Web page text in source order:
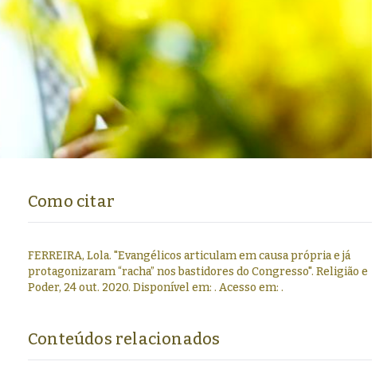
Como citar
FERREIRA, Lola. "Evangélicos articulam em causa própria e já
protagonizaram “racha” nos bastidores do Congresso". Religião e
Poder, 24 out. 2020. Disponível em: . Acesso em: .
Conteúdos relacionados